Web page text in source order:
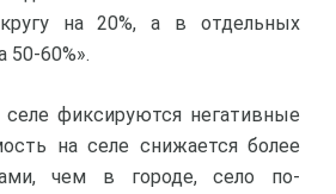
на 20%, а в отдельных
50-60%».
фиксируются негативные
на селе снижается более
чем в городе, село по-